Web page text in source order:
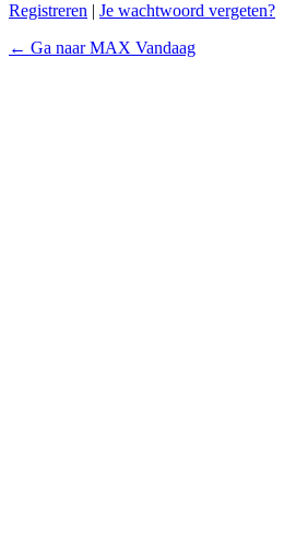
Registreren | Je wachtwoord vergeten?
← Ga naar MAX Vandaag